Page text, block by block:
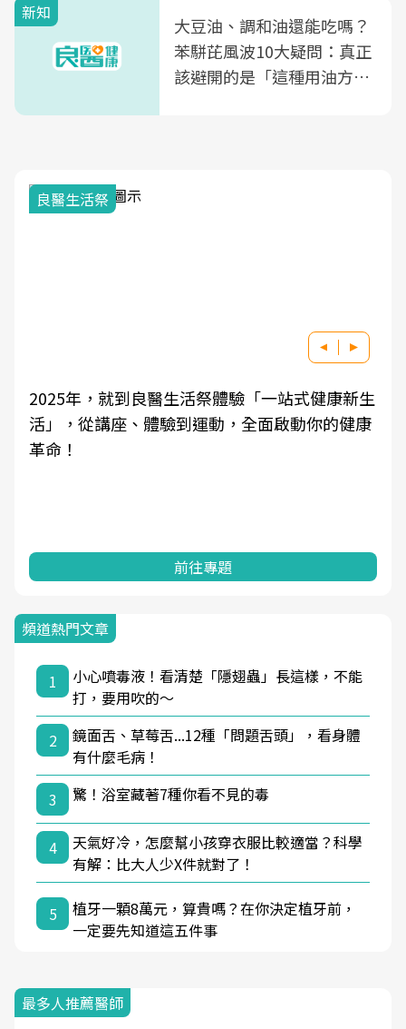
新知
大豆油、調和油還能吃嗎？
苯駢芘風波10大疑問：真正
該避開的是「這種用油方
式健康新生
動你的健康
我與健康韌性的距離
良醫健康網從「換季的身體變化」出
學觀點與日常感受的對話，建立對亞
頻道熱門文章
1
小心噴毒液！看清楚「隱翅蟲」長這樣，不能
打，要用吹的～
2
鏡面舌、草莓舌...12種「問題舌頭」，看身體
有什麼毛病！
3
驚！浴室藏著7種你看不見的毒
4
天氣好冷，怎麼幫小孩穿衣服比較適當？科學
有解：比大人少X件就對了！
5
植牙一顆8萬元，算貴嗎？在你決定植牙前，
一定要先知道這五件事
最多人推薦醫師